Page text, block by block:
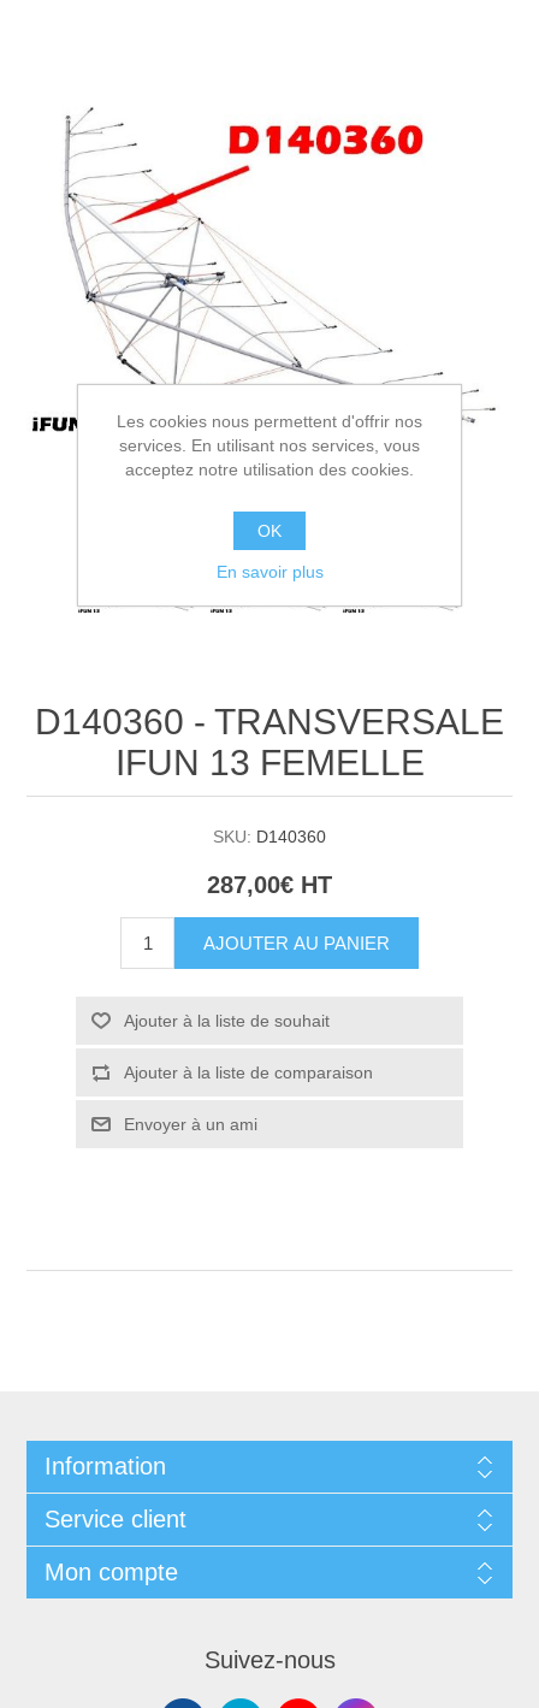
D140360 - TRANSVERSALE
IFUN 13 FEMELLE
SKU: D140360
287,00€ HT
AJOUTER AU PANIER
Ajouter à la liste de souhait
Ajouter à la liste de comparaison
Envoyer à un ami
Information
Service client
Mon compte
Suivez-nous
Les cookies nous permettent d'offrir nos
services. En utilisant nos services, vous
acceptez notre utilisation des cookies.
OK
En savoir plus